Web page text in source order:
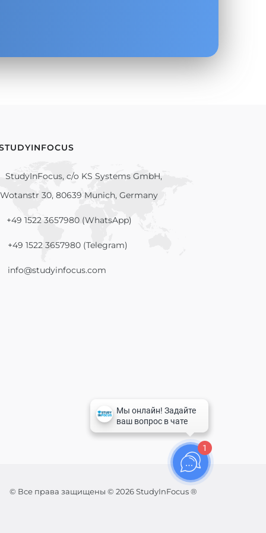
StudyInFocus, c/o KS Systems GmbH,
Wotanstr 30, 80639 Munich, Germany
+49 1522 3657980 (WhatsApp)
+49 1522 3657980 (Telegram)
info@studyinfocus.com
© Все права защищены © 2026 StudyInFocus ®
1